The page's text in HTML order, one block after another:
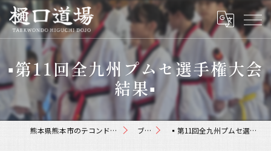
▪️第11回全九州プムセ選手権大会
結果▪️
熊本県熊本市のテコンドーなら樋口道場 ブログ ▪️第11回全九州プムセ選手権大会結果▪️